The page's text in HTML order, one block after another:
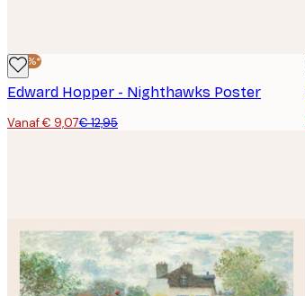
-30%*
Edward Hopper - Nighthawks Poster
Vanaf € 9,07€ 12,95
E-mail